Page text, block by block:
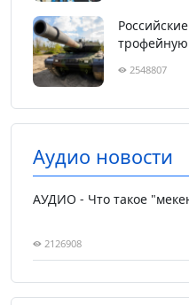
трофейную
2548807
Аудио новости
АУДИО - Что такое
2126908